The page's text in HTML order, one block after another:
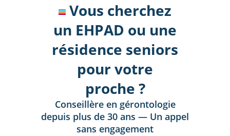
Vous cherchez
un EHPAD ou une
résidence seniors
pour votre
proche ?
Conseillère en gérontologie
depuis plus de 30 ans — Un appel
sans engagement